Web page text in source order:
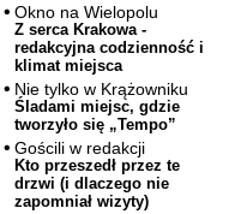
Okno na Wielopolu
Z serca Krakowa -
redakcyjna codzienność i
klimat miejsca
Nie tylko w Krążowniku
Śladami miejsc, gdzie
tworzyło się „Tempo”
Gościli w redakcji
Kto przeszedł przez te
drzwi (i dlaczego nie
zapomniał wizyty)